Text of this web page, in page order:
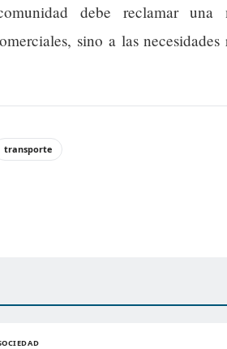
debe reclamar una
sino a las necesidades
transporte